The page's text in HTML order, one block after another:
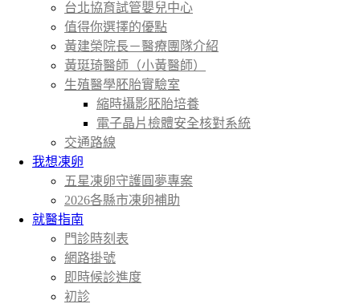
台北協育試管嬰兒中心
值得你選擇的優點
黃建榮院長－醫療團隊介紹
黃珽琦醫師（小黃醫師）
生殖醫學胚胎實驗室
縮時攝影胚胎培養
電子晶片檢體安全核對系統
交通路線
我想凍卵
五星凍卵守護圓夢專案
2026各縣市凍卵補助
就醫指南
門診時刻表
網路掛號
即時候診進度
初診